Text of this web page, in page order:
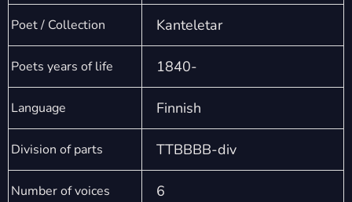
Poet / Collection Kanteletar
Poets years of life 1840-
Language Finnish
Division of parts TTBBBB-div
Number of voices 6